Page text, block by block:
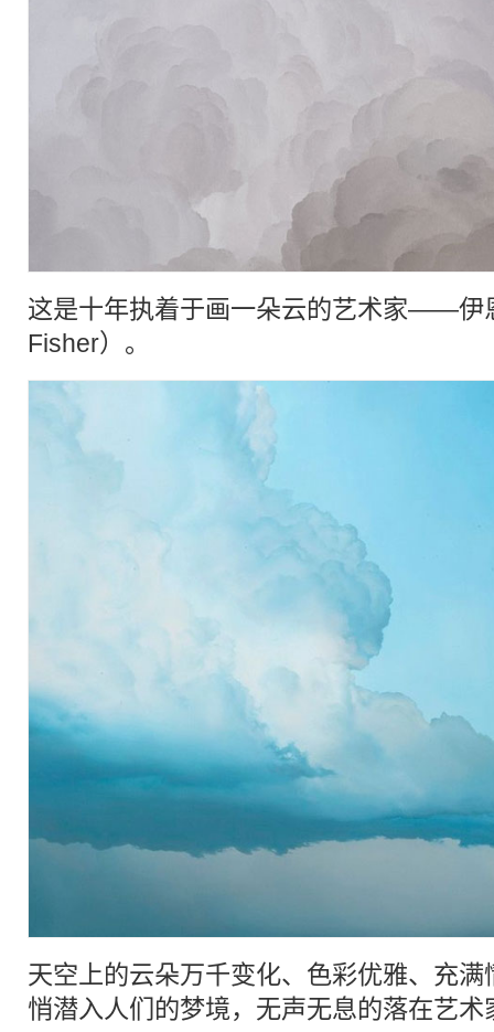
这是十年执着于画一朵云的艺术家——伊
Fisher）。
天空上的云朵万千变化、 色彩优雅、充满
悄潜入人们的梦境，无声无息的落在艺术